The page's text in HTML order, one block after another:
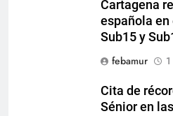
Cartagena
española en
Sub15 y
febamur
Cita de
Sénior en